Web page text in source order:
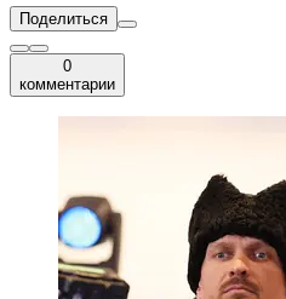
Поделиться
0
комментарии